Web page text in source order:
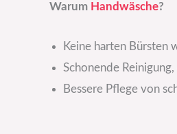
Warum Handwäsche?
Keine harten Bürsten
Schonende
Bessere Pflege von